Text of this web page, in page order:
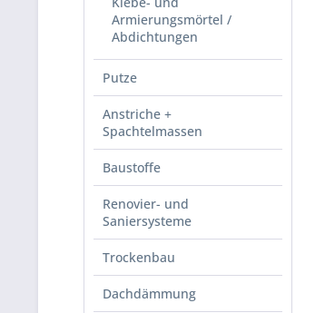
Armierungsmörtel /
Abdichtungen
Putze
Anstriche +
Spachtelmassen
Baustoffe
Renovier- und
Saniersysteme
Trockenbau
Dachdämmung